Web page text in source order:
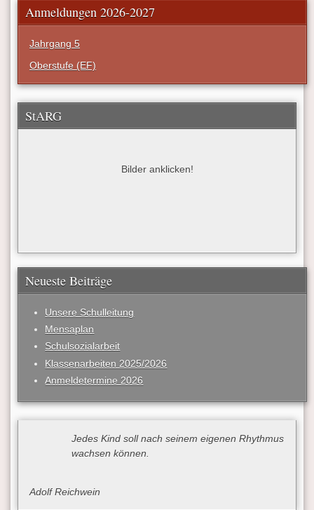
Anmeldungen 2026-2027
Jahrgang 5
Oberstufe (EF)
StARG
Bilder anklicken!
Neueste Beiträge
Unsere Schulleitung
Mensaplan
Schulsozialarbeit
Klassenarbeiten 2025/2026
Anmeldetermine 2026
Jedes Kind soll nach seinem eigenen Rhythmus
wachsen können.
Adolf Reichwein